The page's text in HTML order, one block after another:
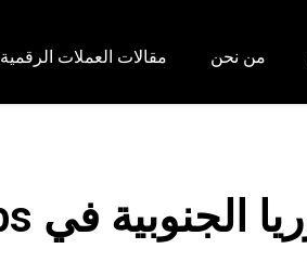
من نحن مقالات العملات الرقمية